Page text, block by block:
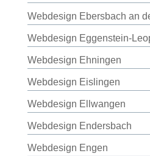
Webdesign Ebersbach an
Webdesign Eggenstein-
Webdesign Ehningen
Webdesign Eislingen
Webdesign Ellwangen
Webdesign Endersbach
Webdesign Engen